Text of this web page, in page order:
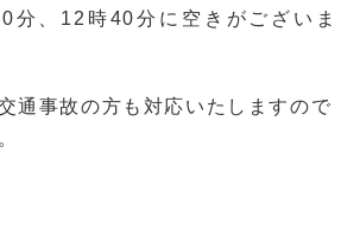
分、12時40分に空きがございま
通事故の方も対応いたしますので